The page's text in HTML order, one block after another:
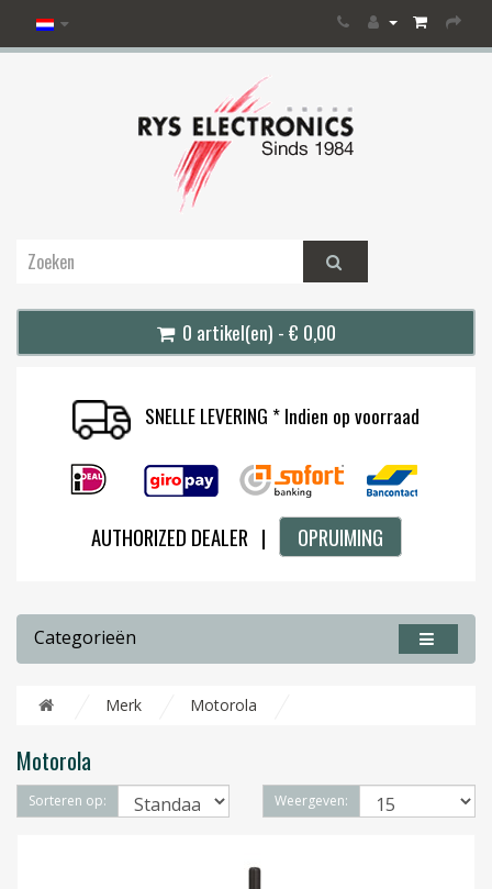
0 artikel(en) - € 0,00
SNELLE LEVERING * Indien op voorraad
AUTHORIZED DEALER | OPRUIMING
Categorieën
Merk Motorola
Motorola
Sorteren op: Weergeven: